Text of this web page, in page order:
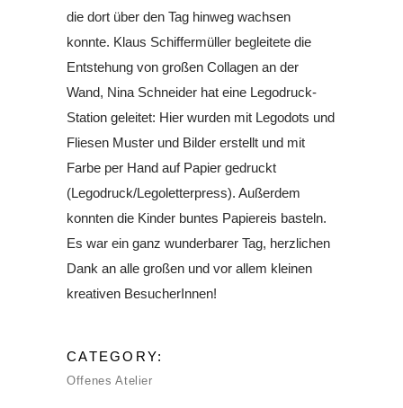
die dort über den Tag hinweg wachsen
konnte. Klaus Schiffermüller begleitete die
Entstehung von großen Collagen an der
Wand, Nina Schneider hat eine Legodruck-
Station geleitet: Hier wurden mit Legodots und
Fliesen Muster und Bilder erstellt und mit
Farbe per Hand auf Papier gedruckt
(Legodruck/Legoletterpress). Außerdem
konnten die Kinder buntes Papiereis basteln.
Es war ein ganz wunderbarer Tag, herzlichen
Dank an alle großen und vor allem kleinen
kreativen BesucherInnen!
CATEGORY:
Offenes Atelier